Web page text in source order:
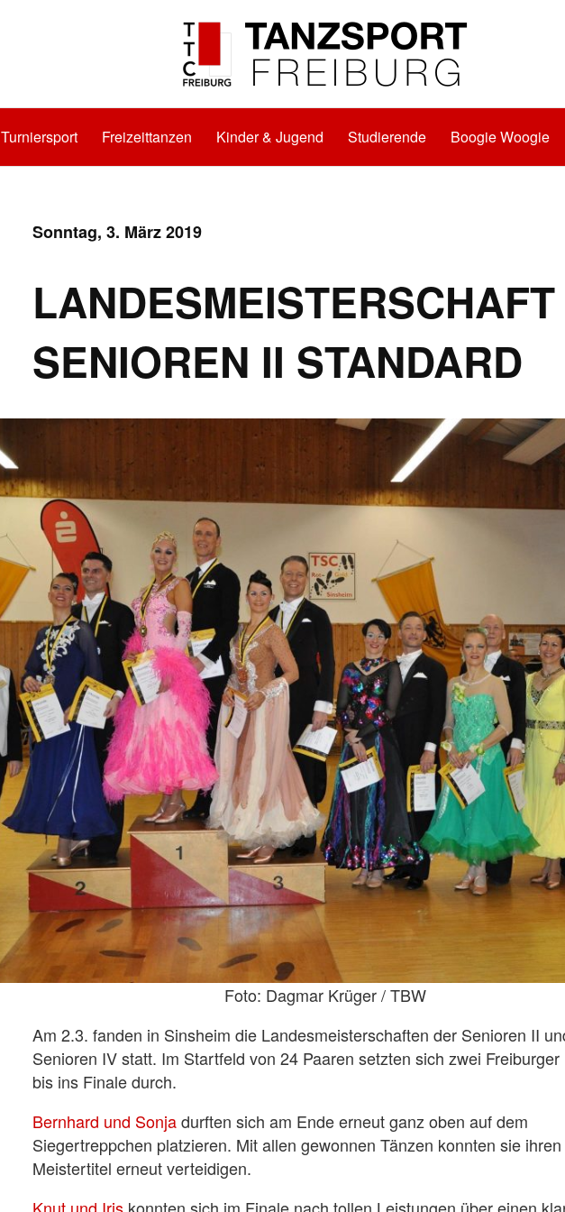
Turniersport Freizeittanzen Kinder & Jugend Studierende Boogie Woogie
Sonntag, 3. März 2019
LANDESMEISTERSCHAFT
SENIOREN II STANDARD
Foto: Dagmar Krüger / TBW
Am 2.3. fanden in Sinsheim die Landesmeisterschaften der Senioren II
Senioren IV statt. Im Startfeld von 24 Paaren setzten sich zwei Freiburger
bis ins Finale durch.
Bernhard und Sonjadurften sich am Ende erneut ganz oben auf dem
Siegertreppchen platzieren. Mit allen gewonnen Tänzen konnten sie ihren
Meistertitel erneut verteidigen.